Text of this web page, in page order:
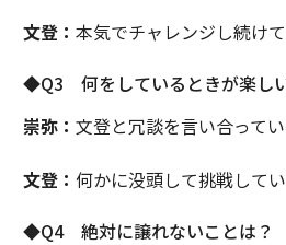
文登： 本気でチャレンジし続け
◆Q3 何をしているときが楽し
崇弥： 文登と冗談を言い合って
文登： 何かに没頭して挑戦して
◆Q4 絶対に譲れないことは？